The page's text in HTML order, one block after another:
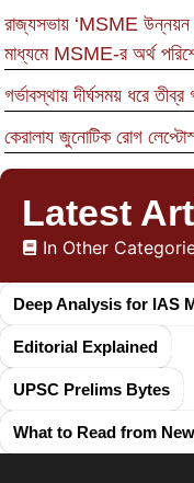
রাজ্যসভায় ‘MSME
মাধ্যমে MSME-র অর্থ
গর্ভাবস্থায় দীর্ঘসময় ধরে
কেরালায জুনোটিক রোগ
Latest
In Other
Deep Analysis for IAS
Editorial Explained
UPSC Prelims Bytes
What to Read from